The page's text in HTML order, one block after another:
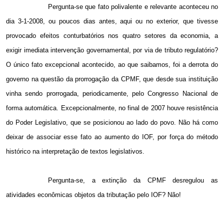
Pergunta-se que fato polivalente e relevante aconteceu no
dia 3-1-2008, ou poucos dias antes, aqui ou no exterior, que tivesse
provocado efeitos conturbatórios nos quatro setores da economia, a
exigir imediata intervenção governamental, por via de tributo regulatório?
O único fato excepcional acontecido, ao que saibamos, foi a derrota do
governo na questão da prorrogação da CPMF, que desde sua instituição
vinha sendo prorrogada, periodicamente, pelo Congresso Nacional de
forma automática. Excepcionalmente, no final de 2007 houve resistência
do Poder Legislativo, que se posicionou ao lado do povo. Não há como
deixar de associar esse fato ao aumento do IOF, por força do método
histórico na interpretação de textos legislativos.
Pergunta-se, a extinção da CPMF desregulou as
atividades econômicas objetos da tributação pelo IOF? Não!